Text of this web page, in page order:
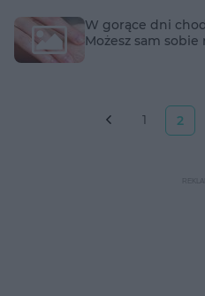
W gorące dni
Możesz sam
1 2